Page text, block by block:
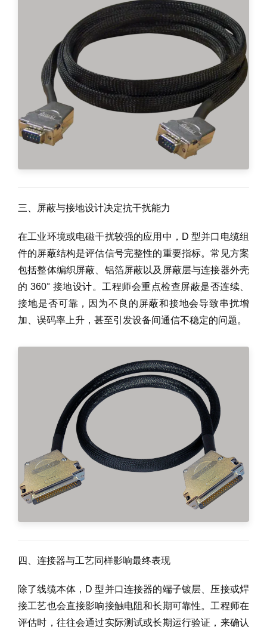
三、屏蔽与接地设计决定抗干扰能力
在工业环境或电磁干扰较强的应用中，D 型并口电缆组
件的屏蔽结构是评估信号完整性的重要指标。常见方案
包括整体编织屏蔽、铝箔屏蔽以及屏蔽层与连接器外壳
的 360° 接地设计。工程师会重点检查屏蔽是否连续、
接地是否可靠，因为不良的屏蔽和接地会导致串扰增
加、误码率上升，甚至引发设备间通信不稳定的问题。
四、连接器与工艺同样影响最终表现
除了线缆本体，D 型并口连接器的端子镀层、压接或焊
接工艺也会直接影响接触电阻和长期可靠性。工程师在
评估时，往往会通过实际测试或长期运行验证，来确认